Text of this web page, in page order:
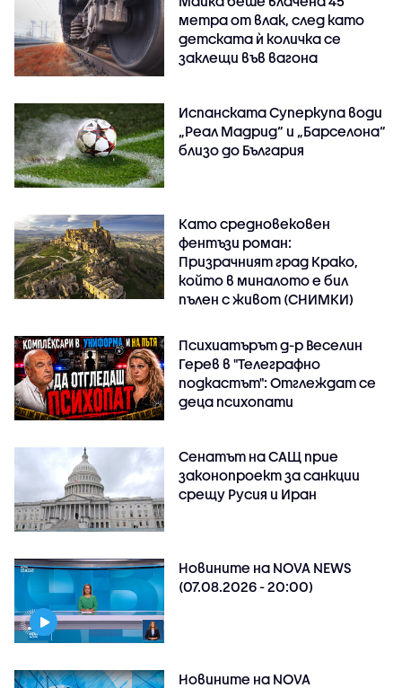
метра от влак, след като
детската ѝ количка се
заклещи във вагона
Испанската Суперкупа води
„Реал Мадрид“ и „Барселона“
близо до България
Като средновековен
фентъзи роман:
Призрачният град Крако,
който в миналото е бил
пълен с живот (СНИМКИ)
Психиатърът д-р Веселин
Герев в "Телеграфно
подкастът": Отглеждат се
деца психопати
Сенатът на САЩ прие
законопроект за санкции
срещу Русия и Иран
Новините на NOVA NEWS
(07.08.2026 - 20:00)
Новините на NOVA